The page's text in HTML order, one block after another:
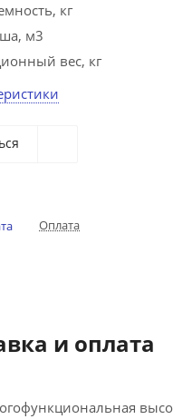
кг
м3
вес, кг
Оплата
и оплата